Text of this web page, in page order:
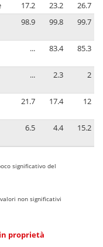
17.2 23.2
26.7
98.9 99.8 99.7
... 83.4 85.3
... 2.3 2
21.7 17.4 12
6.5 4.4 15.2
significativo del
non significativi
proprietà